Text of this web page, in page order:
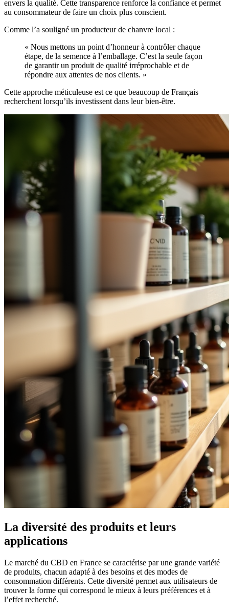
envers la qualité. Cette transparence renforce la confiance et permet
au consommateur de faire un choix plus conscient.
Comme l’a souligné un producteur de chanvre local :
« Nous mettons un point d’honneur à contrôler chaque
étape, de la semence à l’emballage. C’est la seule façon
de garantir un produit de qualité irréprochable et de
répondre aux attentes de nos clients. »
Cette approche méticuleuse est ce que beaucoup de Français
recherchent lorsqu’ils investissent dans leur bien-être.
La diversité des produits et leurs
applications
Le marché du CBD en France se caractérise par une grande variété
de produits, chacun adapté à des besoins et des modes de
consommation différents. Cette diversité permet aux utilisateurs de
trouver la forme qui correspond le mieux à leurs préférences et à
l’effet recherché.